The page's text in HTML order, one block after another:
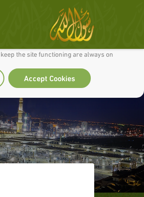
for you and so we can continually improve it.
the site functioning are always on
Accept Cookies